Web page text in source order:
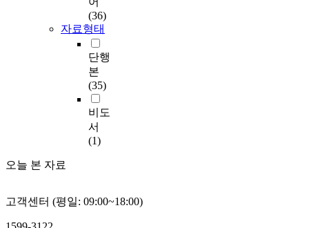
(36)
자료형태
단행
본
(35)
비도
서
(1)
오늘 본 자료
고객센터 (평일: 09:00~18:00)